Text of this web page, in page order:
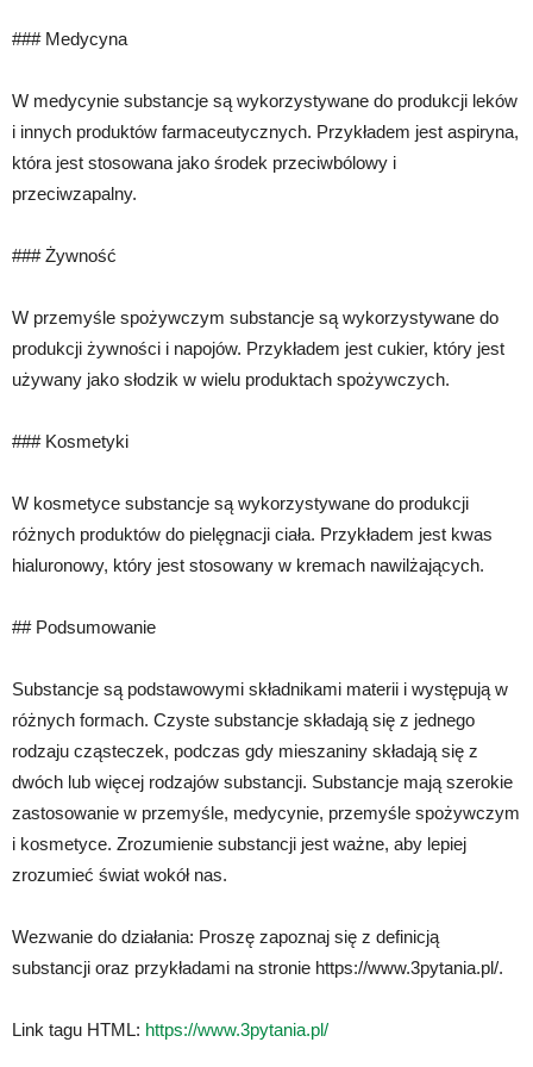
### Medycyna
W medycynie substancje są wykorzystywane do produkcji leków
i innych produktów farmaceutycznych. Przykładem jest aspiryna,
która jest stosowana jako środek przeciwbólowy i
przeciwzapalny.
### Żywność
W przemyśle spożywczym substancje są wykorzystywane do
produkcji żywności i napojów. Przykładem jest cukier, który jest
używany jako słodzik w wielu produktach spożywczych.
### Kosmetyki
W kosmetyce substancje są wykorzystywane do produkcji
różnych produktów do pielęgnacji ciała. Przykładem jest kwas
hialuronowy, który jest stosowany w kremach nawilżających.
## Podsumowanie
Substancje są podstawowymi składnikami materii i występują w
różnych formach. Czyste substancje składają się z jednego
rodzaju cząsteczek, podczas gdy mieszaniny składają się z
dwóch lub więcej rodzajów substancji. Substancje mają szerokie
zastosowanie w przemyśle, medycynie, przemyśle spożywczym
i kosmetyce. Zrozumienie substancji jest ważne, aby lepiej
zrozumieć świat wokół nas.
Wezwanie do działania: Proszę zapoznaj się z definicją
substancji oraz przykładami na stronie https://www.3pytania.pl/.
Link tagu HTML: https://www.3pytania.pl/